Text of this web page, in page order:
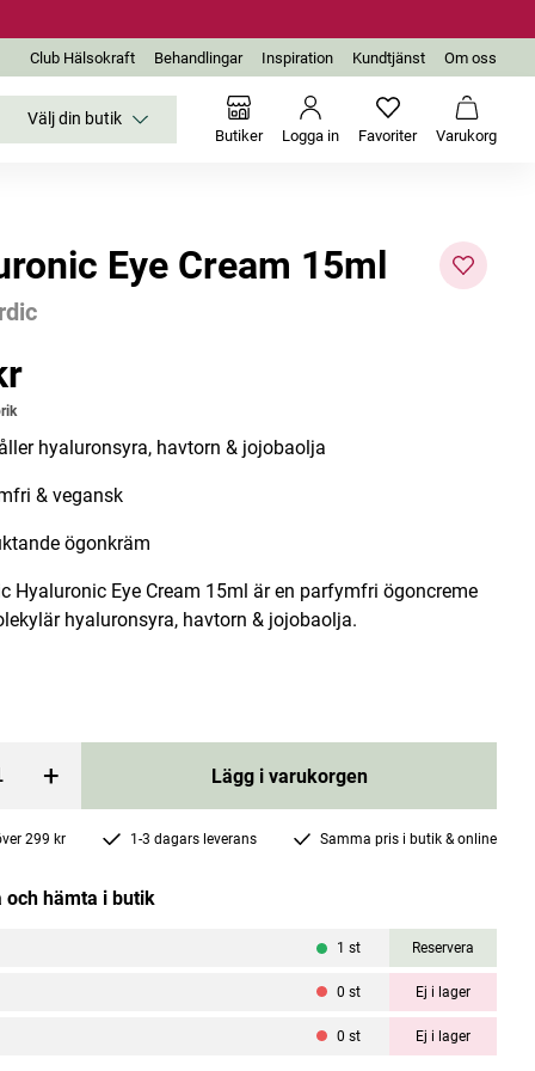
Club Hälsokraft Behandlingar Inspiration Kundtjänst Om oss
Välj din butik
Butiker Logga in FavoriterInga favoriter
Varukorg
price:264 kr
Magnesium 60 kapslar
Current price 49 kr Previous price: 103 kr
49 kr 103 kr
Eye Cream 15ml
hyaluronsyra, havtorn & jojobaolja
& vegansk
ögonkräm
Hyaluronic Eye Cream 15ml är en parfymfri ögoncreme
hyaluronsyra, havtorn & jojobaolja.
+ Lägg i varukorgen
299 kr 1-3 dagars leverans Samma pris i butik & online
och hämta i butik
1 st Reservera
0 st Ej i lager
0 st Ej i lager